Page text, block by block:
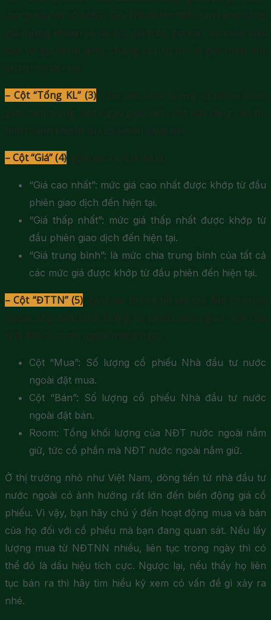
(bảng này lấy từ MBS). Sau khi đã tìm hiểu cách xem bảng
giá chứng khoán về các cột giá trần, giá sàn, dư mua, dưa
bán và giá khớp lệnh, chúng ta tiếp tục đi giải thích nốt
phần còn lại nhé.
– Cột “Tổng KL” (3): Cho biết khối lượng cổ phiếu được
giao dịch trong một ngày giao dịch, cột này càng cao thì
tính thanh khoản của cổ phiếu càng lớn.
– Cột “Giá” (4): gồm có 3 cột lẻ đó là:
“Giá cao nhất”: mức giá cao nhất được khớp từ đầu
phiên giao dịch đến hiện tại.
“Giá thấp nhất”: mức giá thấp nhất được khớp từ
đầu phiên giao dịch đến hiện tại.
“Giá trung bình”: là mức chia trung bình của tất cả
các mức giá được khớp từ đầu phiên đến hiện tại.
– Cột “ĐTTN” (5): gồm các thông tin về nhà đầu tư nước
ngoài, cho biết khối lượng cổ phiếu được giao dịch của
nhà đầu tư nước ngoài trong ngày.
Cột “Mua”: Số lượng cổ phiếu Nhà đầu tư nước
ngoài đặt mua.
Cột “Bán”: Số lượng cổ phiếu Nhà đầu tư nước
ngoài đặt bán.
Room: Tổng khối lượng của NĐT nước ngoài nắm
giữ, tức cổ phần mà NĐT nước ngoài nắm giữ.
Ở thị trường nhỏ như Việt Nam, dòng tiền từ nhà đầu tư
nước ngoài có ảnh hưởng rất lớn đến biến động giá cổ
phiếu. Vì vậy, bạn hãy chú ý đến hoạt động mua và bán
của họ đối với cổ phiếu mà bạn đang quan sát. Nếu lấy
lượng mua từ NĐTNN nhiều, liên tục trong ngày thì có
thể đó là dấu hiệu tích cực. Ngược lại, nếu thấy họ liên
tục bán ra thì hãy tìm hiểu kỹ xem có vấn đề gì xảy ra
nhé.